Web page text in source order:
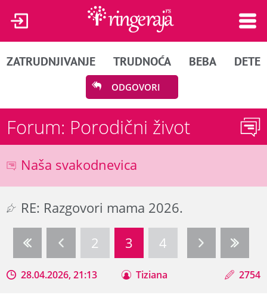
ZATRUDNJIVANJE TRUDNOĆA BEBA DETE
ODGOVORI
Forum: Porodični život
Naša svakodnevica
RE: Razgovori mama 2026.
2
3 4
28.04.2026, 21:13 Tiziana 2754